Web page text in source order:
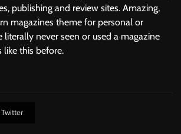
publishing and review sites. Amazing,
magazines theme for personal or
literally never seen or used a magazine
like this before.
Twitter